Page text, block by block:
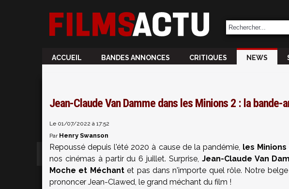
ACCUEIL BANDES ANNONCES CRITIQUES NEWS
Jean-Claude Van Damme dans les Minions 2 : la bande-
Le 01/07/2022 à 17:52
Par Henry Swanson
Repoussé depuis l'été 2020 à cause de la pandémie, les
nos cinémas à partir du 6 juillet. Surprise, Jean-Claude Van
Moche et Méchantet pas dans n'importe quel rôle. Notre
prononcer Jean-Clawed, le grand méchant du film !